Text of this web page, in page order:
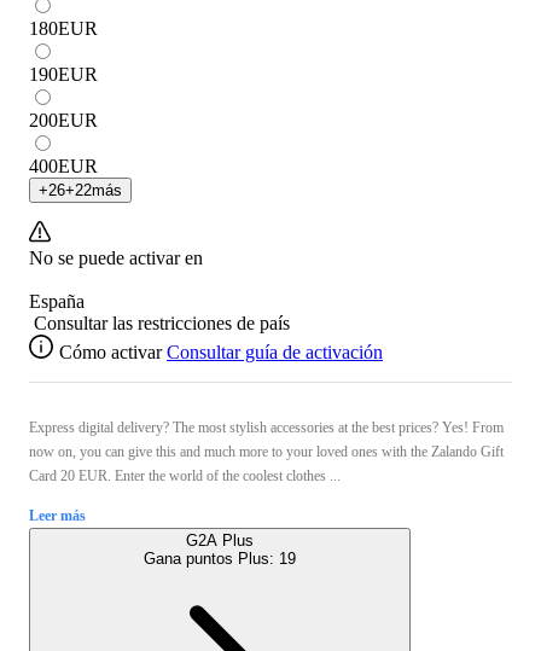
180EUR
190EUR
200EUR
400EUR
+26+22más
No se puede activar en
España
Consultar las restricciones de país
Cómo activar Consultar guía de activación
Express digital delivery? The most stylish accessories at the best prices? Yes! From
now on, you can give this and much more to your loved ones with the Zalando Gift
Card 20 EUR. Enter the world of the coolest clothes ...
Leer más
G2A Plus
Gana puntos Plus: 19